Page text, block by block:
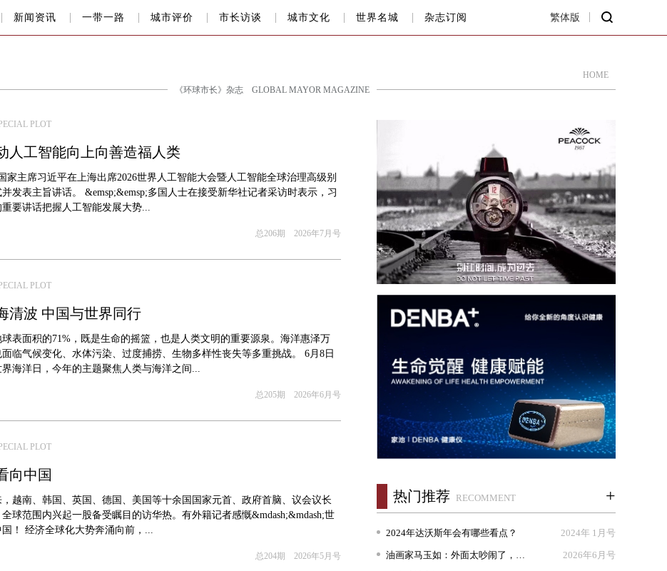
新闻资讯 一带一路 城市评价 市长访谈 城市文化 世界名城 杂志订阅 繁体版
HOME
《环球市长》杂志 GLOBAL MAYOR MAGAZINE
PLOT
人工智能向上向善造福人类
家主席习近平在上海出席2026世界人工智能大会暨人工智能全球治理高级别
发表主旨讲话。 &emsp;&emsp;多国人士在接受新华社记者采访时表示，习
要讲话把握人工智能发展大势...
总206期 2026年7月号
PLOT
清波 中国与世界同行
表面积的71%，既是生命的摇篮，也是人类文明的重要源泉。海洋惠泽万
临气候变化、水体污染、过度捕捞、生物多样性丧失等多重挑战。 6月8日
海洋日，今年的主题聚焦人类与海洋之间...
总205期 2026年6月号
PLOT
向中国
，越南、韩国、英国、德国、美国等十余国国家元首、政府首脑、议会议长
球范围内兴起一股备受瞩目的访华热。有外籍记者感慨&mdash;&mdash;世
！ 经济全球化大势奔涌向前，...
总204期 2026年5月号
热门推荐 RECOMMENT +
2024年达沃斯年会有哪些看点？ 2024年 1月号
油画家马玉如：外面太吵闹了，我想... 2026年6月号